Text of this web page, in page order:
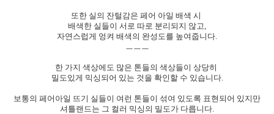
또한 실의 잔털감은 페어 아일 배색 시
배색한 실들이 서로 따로 분리되지 않고,
자연스럽게 엉켜 배색의 완성도를 높여줍니다.
ㅡㅡㅡ
한 가지 색상에도 많은 톤들의 색상들이 상당히
밀도있게 믹싱되어 있는 것을 확인할 수 있습니다.
보통의 페어아일 뜨기 실들이 여런 톤들이 섞여 있도록 표현되어 있지만
셔틀랜드는 그 컬러 믹싱의 밀도가 다릅니다.